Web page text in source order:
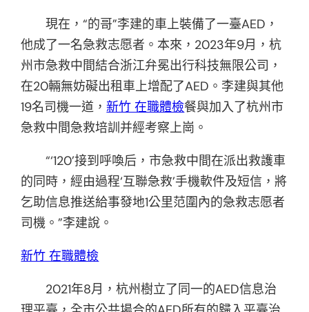
現在，“的哥”李建的車上裝備了一臺AED，
他成了一名急救志愿者。本來，2023年9月，杭
州市急救中間結合浙江弁冕出行科技無限公司，
在20輛無妨礙出租車上增配了AED。李建與其他
19名司機一道，新竹 在職體檢餐與加入了杭州市
急救中間急救培訓并經考察上崗。
“‘120’接到呼喚后，市急救中間在派出救護車
的同時，經由過程‘互聯急救’手機軟件及短信，將
乞助信息推送給事發地1公里范圍內的急救志愿者
司機。”李建說。
新竹 在職體檢
2021年8月，杭州樹立了同一的AED信息治